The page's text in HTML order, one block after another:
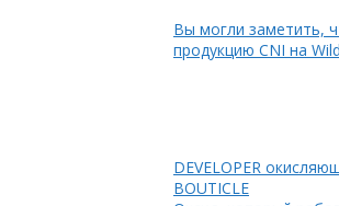
Вы могли заметить,
продукцию CNI на
DEVELOPER окисляющая эмульсия от
BOUTICLE